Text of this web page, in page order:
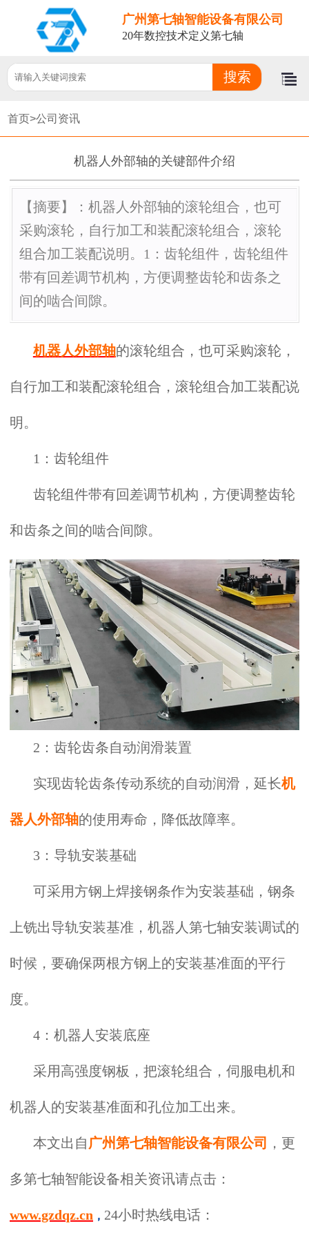
广州第七轴智能设备有限公司
20年数控技术定义第七轴
首页>公司资讯
机器人外部轴的关键部件介绍
【摘要】：机器人外部轴的滚轮组合，也可
采购滚轮，自行加工和装配滚轮组合，滚轮
组合加工装配说明。1：齿轮组件，齿轮组件
带有回差调节机构，方便调整齿轮和齿条之
间的啮合间隙。
机器人外部轴的滚轮组合，也可采购滚轮，
自行加工和装配滚轮组合，滚轮组合加工装配说
明。
1：齿轮组件
齿轮组件带有回差调节机构，方便调整齿轮
和齿条之间的啮合间隙。
2：齿轮齿条自动润滑装置
实现齿轮齿条传动系统的自动润滑，延长机
器人外部轴的使用寿命，降低故障率。
3：导轨安装基础
可采用方钢上焊接钢条作为安装基础，钢条
上铣出导轨安装基准， 机器人第七轴安装调试的
时候，要确保两根方钢上的安装基准面的平行
度。
4：机器人安装底座
采用高强度钢板，把滚轮组合，伺服电机和
机器人的安装基准面和孔位加工出来。
本文出自 广州第七轴智能设备有限公司 ，更
多第七轴智能设备相关资讯请点击：
www.gzdqz.cn ， 24小时热线电话：